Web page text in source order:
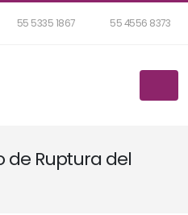
55 5335 1867 55 4556 8373
de Ruptura del